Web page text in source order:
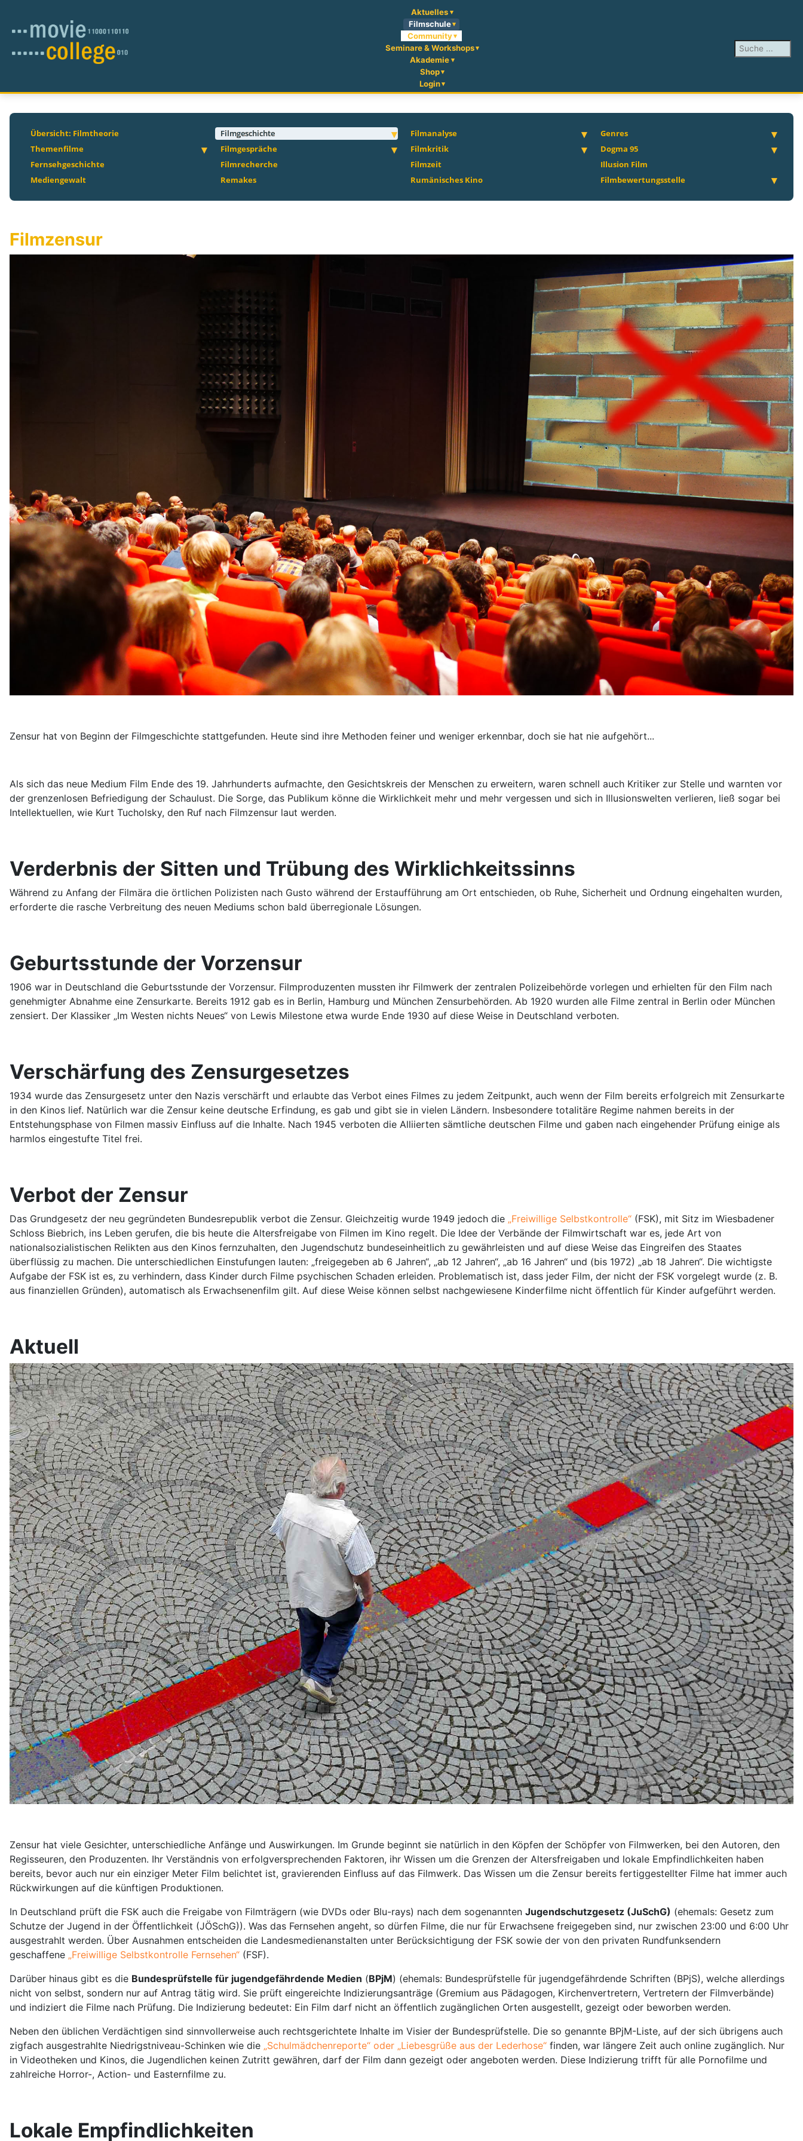
Aktuelles
Filmschule
Community
Seminare & Workshops
Akademie
Shop
Login
Suchen ...
Übersicht: Filmtheorie Filmgeschichte Filmanalyse
Genres
Themenfilme
Filmgespräche Filmkritik
Dogma 95
Fernsehgeschichte
Filmrecherche Filmzeit
Illusion Film
Mediengewalt
Remakes Rumänisches Kino Filmbewertungsstelle
Filmzensur
Zensur hat von Beginn der Filmgeschichte stattgefunden. Heute sind ihre Methoden feiner und weniger erkennbar, doch sie hat nie aufgehört...
Als sich das neue Medium Film Ende des 19. Jahrhunderts aufmachte, den Gesichtskreis der Menschen zu erweitern, waren schnell auch Kritiker zur Stelle und warnten vor
der grenzenlosen Befriedigung der Schaulust. Die Sorge, das Publikum könne die Wirklichkeit mehr und mehr vergessen und sich in Illusionswelten verlieren, ließ sogar bei
Intellektuellen, wie Kurt Tucholsky, den Ruf nach Filmzensur laut werden.
Verderbnis der Sitten und Trübung des Wirklichkeitssinns
Während zu Anfang der Filmära die örtlichen Polizisten nach Gusto während der Erstaufführung am Ort entschieden, ob Ruhe, Sicherheit und Ordnung eingehalten wurden,
erforderte die rasche Verbreitung des neuen Mediums schon bald überregionale Lösungen.
Geburtsstunde der Vorzensur
1906 war in Deutschland die Geburtsstunde der Vorzensur. Filmproduzenten mussten ihr Filmwerk der zentralen Polizeibehörde vorlegen und erhielten für den Film nach
genehmigter Abnahme eine Zensurkarte. Bereits 1912 gab es in Berlin, Hamburg und München Zensurbehörden. Ab 1920 wurden alle Filme zentral in Berlin oder München
zensiert. Der Klassiker „Im Westen nichts Neues“ von Lewis Milestone etwa wurde Ende 1930 auf diese Weise in Deutschland verboten.
Verschärfung des Zensurgesetzes
1934 wurde das Zensurgesetz unter den Nazis verschärft und erlaubte das Verbot eines Filmes zu jedem Zeitpunkt, auch wenn der Film bereits erfolgreich mit Zensurkarte
in den Kinos lief. Natürlich war die Zensur keine deutsche Erfindung, es gab und gibt sie in vielen Ländern. Insbesondere totalitäre Regime nahmen bereits in der
Entstehungsphase von Filmen massiv Einfluss auf die Inhalte. Nach 1945 verboten die Alliierten sämtliche deutschen Filme und gaben nach eingehender Prüfung einige als
harmlos eingestufte Titel frei.
Verbot der Zensur
Das Grundgesetz der neu gegründeten Bundesrepublik verbot die Zensur. Gleichzeitig wurde 1949 jedoch die „Freiwillige Selbstkontrolle“ (FSK), mit Sitz im Wiesbadener
Schloss Biebrich, ins Leben gerufen, die bis heute die Altersfreigabe von Filmen im Kino regelt. Die Idee der Verbände der Filmwirtschaft war es, jede Art von
nationalsozialistischen Relikten aus den Kinos fernzuhalten, den Jugendschutz bundeseinheitlich zu gewährleisten und auf diese Weise das Eingreifen des Staates
überflüssig zu machen. Die unterschiedlichen Einstufungen lauten: „freigegeben ab 6 Jahren“, „ab 12 Jahren“, „ab 16 Jahren“ und (bis 1972) „ab 18 Jahren“. Die wichtigste
Aufgabe der FSK ist es, zu verhindern, dass Kinder durch Filme psychischen Schaden erleiden. Problematisch ist, dass jeder Film, der nicht der FSK vorgelegt wurde (z. B.
aus finanziellen Gründen), automatisch als Erwachsenenfilm gilt. Auf diese Weise können selbst nachgewiesene Kinderfilme nicht öffentlich für Kinder aufgeführt werden.
Aktuell
Zensur hat viele Gesichter, unterschiedliche Anfänge und Auswirkungen. Im Grunde beginnt sie natürlich in den Köpfen der Schöpfer von Filmwerken, bei den Autoren, den
Regisseuren, den Produzenten. Ihr Verständnis von erfolgversprechenden Faktoren, ihr Wissen um die Grenzen der Altersfreigaben und lokale Empfindlichkeiten haben
bereits, bevor auch nur ein einziger Meter Film belichtet ist, gravierenden Einfluss auf das Filmwerk. Das Wissen um die Zensur bereits fertiggestellter Filme hat immer auch
Rückwirkungen auf die künftigen Produktionen.
In Deutschland prüft die FSK auch die Freigabe von Filmträgern (wie DVDs oder Blu-rays) nach dem sogenannten Jugendschutzgesetz (JuSchG) (ehemals: Gesetz zum
Schutze der Jugend in der Öffentlichkeit (JÖSchG)). Was das Fernsehen angeht, so dürfen Filme, die nur für Erwachsene freigegeben sind, nur zwischen 23:00 und 6:00 Uhr
ausgestrahlt werden. Über Ausnahmen entscheiden die Landesmedienanstalten unter Berücksichtigung der FSK sowie der von den privaten Rundfunksendern
geschaffene „Freiwillige Selbstkontrolle Fernsehen“ (FSF).
Darüber hinaus gibt es die Bundesprüfstelle für jugendgefährdende Medien (BPjM) (ehemals: Bundesprüfstelle für jugendgefährdende Schriften (BPjS), welche allerdings
nicht von selbst, sondern nur auf Antrag tätig wird. Sie prüft eingereichte Indizierungsanträge (Gremium aus Pädagogen, Kirchenvertretern, Vertretern der Filmverbände)
und indiziert die Filme nach Prüfung. Die Indizierung bedeutet: Ein Film darf nicht an öffentlich zugänglichen Orten ausgestellt, gezeigt oder beworben werden.
Neben den üblichen Verdächtigen sind sinnvollerweise auch rechtsgerichtete Inhalte im Visier der Bundesprüfstelle. Die so genannte BPjM-Liste, auf der sich übrigens auch
zigfach ausgestrahlte Niedrigstniveau-Schinken wie die „Schulmädchenreporte“ oder „Liebesgrüße aus der Lederhose“ finden, war längere Zeit auch online zugänglich. Nur
in Videotheken und Kinos, die Jugendlichen keinen Zutritt gewähren, darf der Film dann gezeigt oder angeboten werden. Diese Indizierung trifft für alle Pornofilme und
zahlreiche Horror-, Action- und Easternfilme zu.
Lokale Empfindlichkeiten